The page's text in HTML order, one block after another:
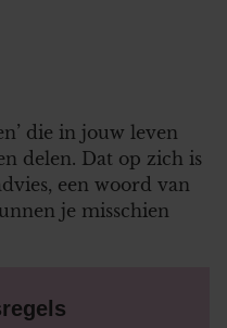
die in jouw leven
delen. Dat op zich is
een woord van
je misschien